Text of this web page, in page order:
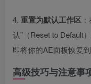
4. 重置为默认工作区
认”（Reset to Default
即将你的AE面板恢复
高级技巧与注意事